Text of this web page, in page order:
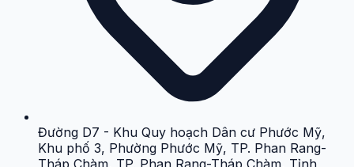
Đường D7 - Khu Quy hoạch Dân cư Phước Mỹ,
Khu phố 3, Phường Phước Mỹ, TP. Phan Rang-
Tháp Chàm, TP. Phan Rang-Tháp Chàm, Tỉnh